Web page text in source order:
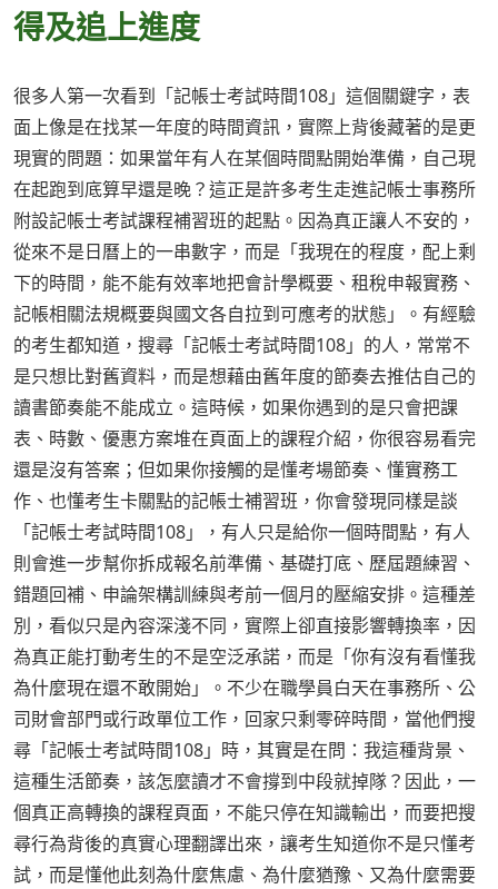
得及追上進度
很多人第一次看到「記帳士考試時間108」這個關鍵字，表
面上像是在找某一年度的時間資訊，實際上背後藏著的是更
現實的問題：如果當年有人在某個時間點開始準備，自己現
在起跑到底算早還是晚？這正是許多考生走進記帳士事務所
附設記帳士考試課程補習班的起點。因為真正讓人不安的，
從來不是日曆上的一串數字，而是「我現在的程度，配上剩
下的時間，能不能有效率地把會計學概要、租稅申報實務、
記帳相關法規概要與國文各自拉到可應考的狀態」。有經驗
的考生都知道，搜尋「記帳士考試時間108」的人，常常不
是只想比對舊資料，而是想藉由舊年度的節奏去推估自己的
讀書節奏能不能成立。這時候，如果你遇到的是只會把課
表、時數、優惠方案堆在頁面上的課程介紹，你很容易看完
還是沒有答案；但如果你接觸的是懂考場節奏、懂實務工
作、也懂考生卡關點的記帳士補習班，你會發現同樣是談
「記帳士考試時間108」，有人只是給你一個時間點，有人
則會進一步幫你拆成報名前準備、基礎打底、歷屆題練習、
錯題回補、申論架構訓練與考前一個月的壓縮安排。這種差
別，看似只是內容深淺不同，實際上卻直接影響轉換率，因
為真正能打動考生的不是空泛承諾，而是「你有沒有看懂我
為什麼現在還不敢開始」。不少在職學員白天在事務所、公
司財會部門或行政單位工作，回家只剩零碎時間，當他們搜
尋「記帳士考試時間108」時，其實是在問：我這種背景、
這種生活節奏，該怎麼讀才不會撐到中段就掉隊？因此，一
個真正高轉換的課程頁面，不能只停在知識輸出，而要把搜
尋行為背後的真實心理翻譯出來，讓考生知道你不是只懂考
試，而是懂他此刻為什麼焦慮、為什麼猶豫、又為什麼需要